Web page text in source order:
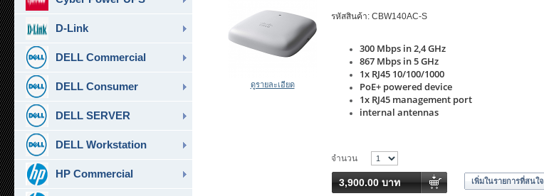
ดูรายละเอียด
รหัสสินค้า: CBW140AC-S
300 Mbps in 2,4 GHz
867 Mbps in 5 GHz
1x RJ45 10/100/1000
PoE+ powered device
1x RJ45 management port
internal antennas
จำนวน
3,900.00 บาท เพิ่มในรายการที่สนใจ
D-Link
DELL Commercial
DELL Consumer
DELL SERVER
DELL Workstation
HP Commercial